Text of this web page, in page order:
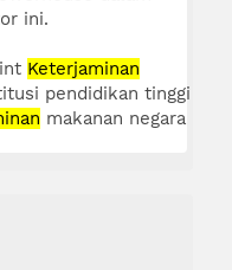
ini.
Keterjaminan
pendidikan tinggi
makanan negara